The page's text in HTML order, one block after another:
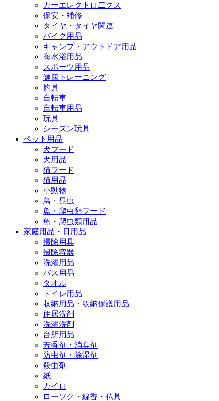
カーエレクトロ二クス
保安・補修
タイヤ・タイヤ関連
バイク用品
キャンプ・アウトドア用品
海水浴用品
スポーツ用品
健康トレーニング
釣具
自転車
自転車用品
玩具
シーズン玩具
ペット用品
犬フード
犬用品
猫フード
猫用品
小動物
鳥・昆虫
魚・爬虫類フード
魚・爬虫類用品
家庭用品・日用品
掃除用具
掃除容器
洗濯用品
バス用品
タオル
トイレ用品
収納用品・収納保護用品
住居洗剤
洗濯洗剤
台所用品
芳香剤・消臭剤
防虫剤・除湿剤
殺虫剤
紙
カイロ
ローソク・線香・仏具